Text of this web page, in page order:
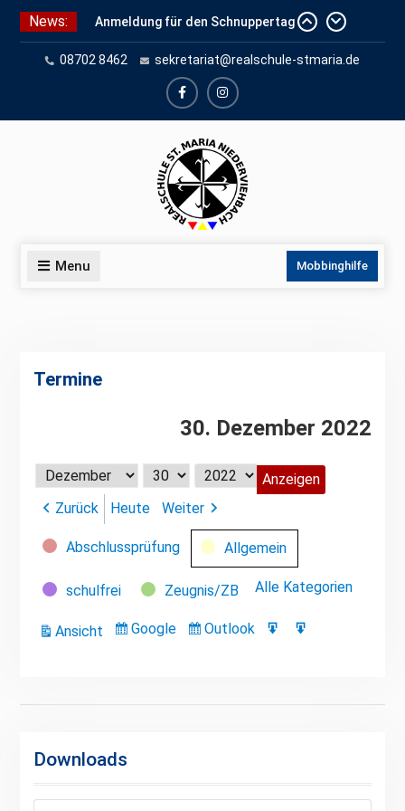
Skip
content
News:
Anmeldung für den Schnuppertag
und Anmeldeunterlagen
Schuleinschreibung 2026
Schnuppertag 2026
08702 8462 sekretariat@realschule-stmaria.de
facebookinstagram
Menu Mobbinghilfe
Termine
30. Dezember 2022
Monat
Tag
Jahr
Zurück
Heute
Weiter
Kategorien
Abschlussprüfung Allgemein
schulfrei Zeugnis/ZB Alle Kategorien
Ansicht ausdrucken
Eintragen
Google
Eintragen
Outlook
Google-
Downloads